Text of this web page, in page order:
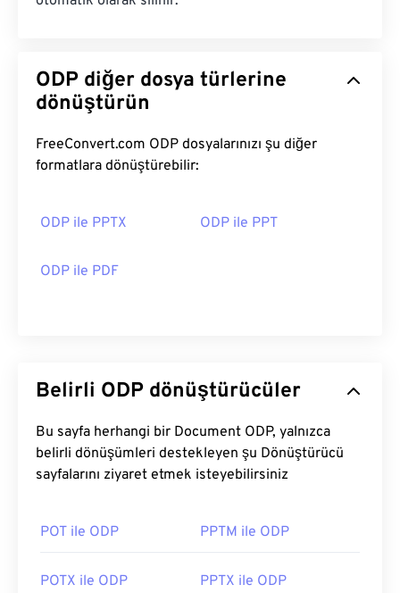
ODP diğer dosya türlerine
dönüştürün
FreeConvert.com ODP dosyalarınızı şu diğer
formatlara dönüştürebilir:
ODP ile PPTX ODP ile PPT
ODP ile PDF
Belirli ODP dönüştürücüler
Bu sayfa herhangi bir Document ODP, yalnızca
belirli dönüşümleri destekleyen şu Dönüştürücü
sayfalarını ziyaret etmek isteyebilirsiniz
POT ile ODP PPTM ile ODP
POTX ile ODP PPTX ile ODP